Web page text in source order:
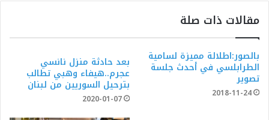
مقالات ذات صلة
بالصور:اطلالة مميزة لسامية
الطرابلسي في أحدث جلسة
تصوير
2018-11-24
بعد حادثة منزل نانسي
عجرم..هيفاء وهبي تطالب
بترحيل السوريين من لبنان
2020-01-07